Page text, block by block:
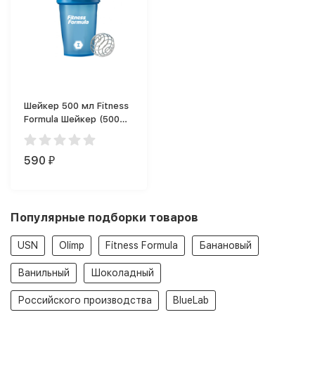
Шейкер 500 мл Fitness
Formula Шейкер (500
мл)
590 ₽
Популярные подборки товаров
USN Olimp Fitness Formula Банановый
Ванильный Шоколадный
Российского производства BlueLab